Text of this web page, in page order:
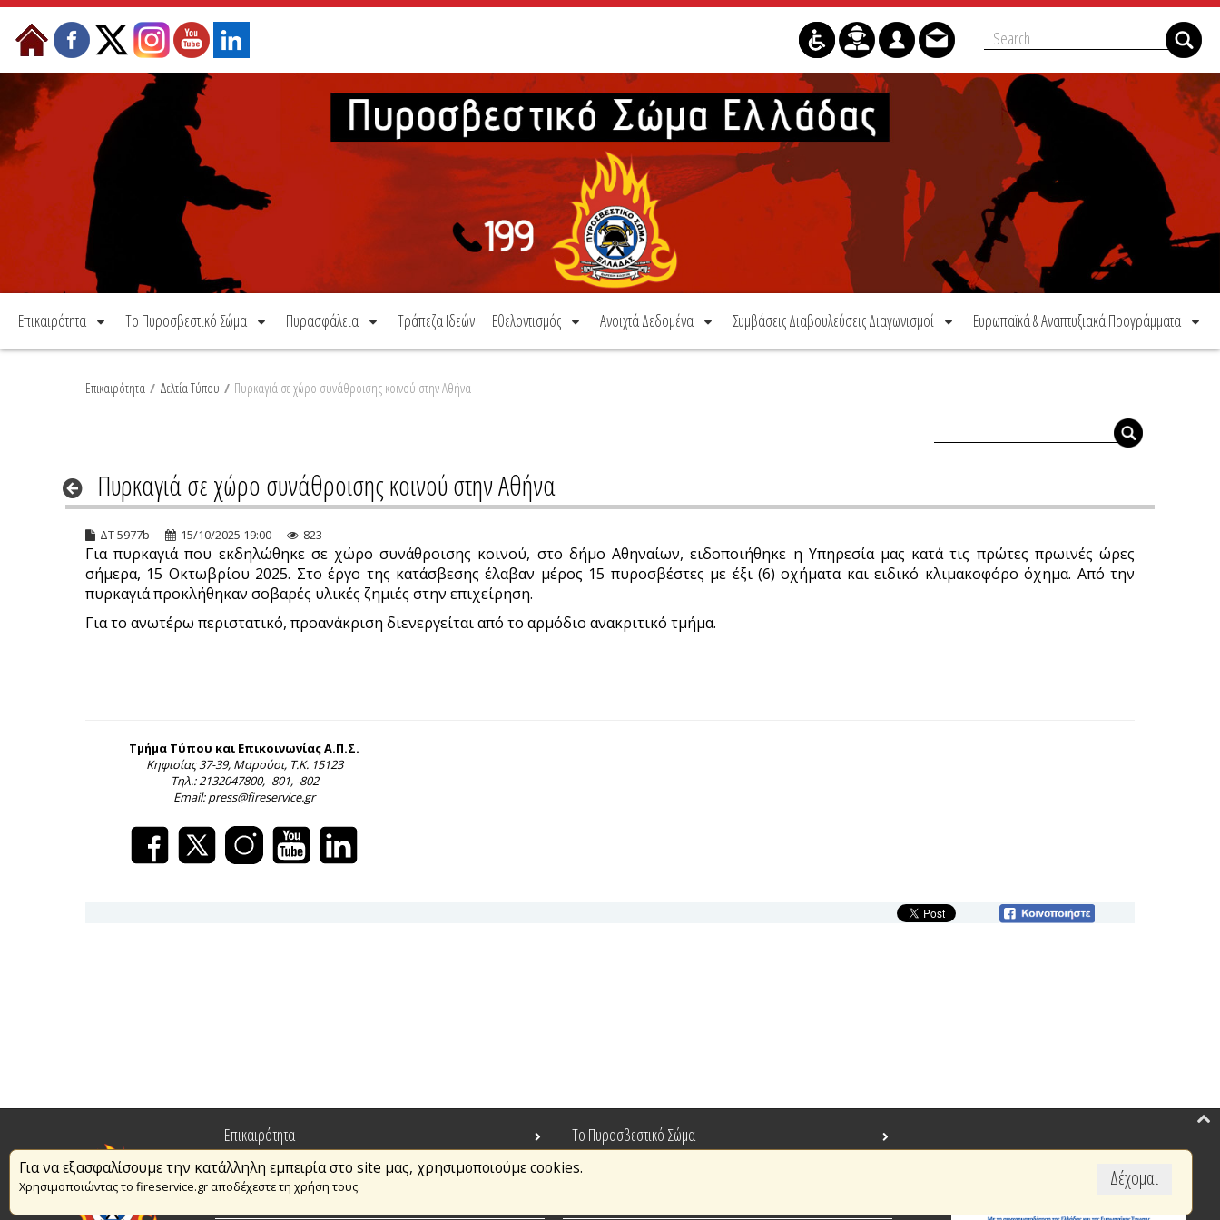
Μετάβαση στο περιεχόμενο
Επικαιρότητα Το Πυροσβεστικό Σώμα Πυρασφάλεια Τράπεζα Ιδεών Εθελοντισμός Ανοιχτά Δεδομένα Συμβάσεις Διαβουλεύσεις Διαγωνισμοί Ευρωπαϊκά & Αναπτυξιακά Προγράμματα
Επικαιρότητα / Δελτία Τύπου / Πυρκαγιά σε χώρο συνάθροισης κοινού στην Αθήνα
Πυρκαγιά σε χώρο συνάθροισης κοινού στην Αθήνα
ΔΤ 5977b 15/10/2025 19:00 823
Για πυρκαγιά που εκδηλώθηκε σε χώρο συνάθροισης κοινού, στο δήμο Αθηναίων, ειδοποιήθηκε η Υπηρεσία μας κατά τις πρώτες πρωινές ώρες
σήμερα, 15 Οκτωβρίου 2025. Στο έργο της κατάσβεσης έλαβαν μέρος 15 πυροσβέστες με έξι (6) οχήματα και ειδικό κλιμακοφόρο όχημα. Από την
πυρκαγιά προκλήθηκαν σοβαρές υλικές ζημιές στην επιχείρηση.
Για το ανωτέρω περιστατικό, προανάκριση διενεργείται από το αρμόδιο ανακριτικό τμήμα.
Τμήμα Τύπου και Επικοινωνίας Α.Π.Σ.
Κηφισίας 37-39, Μαρούσι, Τ.Κ. 15123
Τηλ.: 2132047800, -801, -802
Email: press@fireservice.gr
Δέχομαι
Για να εξασφαλίσουμε την κατάλληλη εμπειρία στο site μας, χρησιμοποιούμε cookies.
Χρησιμοποιώντας το fireservice.gr αποδέχεστε τη χρήση τους.
Επικαιρότητα
Το Πυροσβεστικό Σώμα
Πυρασφάλεια
Τράπεζα Ιδεών